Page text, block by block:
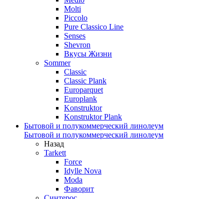
Molti
Piccolo
Pure Classico Line
Senses
Shevron
Вкусы Жизни
Sommer
Classic
Classic Plank
Europarquet
Europlank
Konstruktor
Konstruktor Plank
Бытовой и полукоммерческий линолеум
Бытовой и полукоммерческий линолеум
Назад
Tarkett
Force
Idylle Nova
Moda
Фаворит